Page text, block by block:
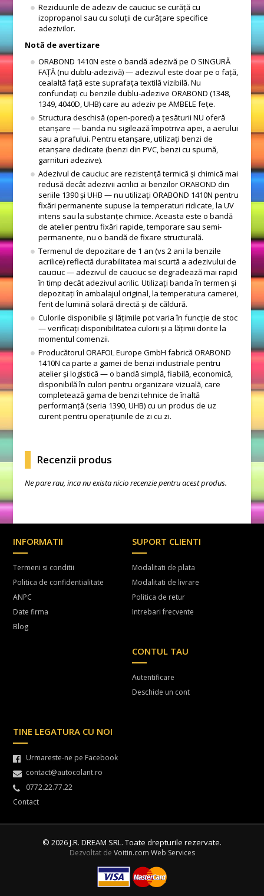
Reziduurile de adeziv de cauciuc se curăță cu
izopropanol sau cu soluții de curățare specifice
adezivilor.
Notă de avertizare
ORABOND 1410N este o bandă adezivă pe O SINGURĂ
FAȚĂ (nu dublu-adezivă) — adezivul este doar pe o față,
cealaltă față este suprafața textilă vizibilă. Nu
confundați cu benzile dublu-adezive ORABOND (1348,
1349, 4040D, UHB) care au adeziv pe AMBELE fețe.
Structura deschisă (open-pored) a țesăturii NU oferă
etanșare — banda nu sigilează împotriva apei, a aerului
sau a prafului. Pentru etanșare, utilizați benzi de
etanșare dedicate (benzi din PVC, benzi cu spumă,
garnituri adezive).
Adezivul de cauciuc are rezistență termică și chimică mai
redusă decât adezivii acrilici ai benzilor ORABOND din
seriile 1390 și UHB — nu utilizați ORABOND 1410N pentru
fixări permanente supuse la temperaturi ridicate, la UV
intens sau la substanțe chimice. Aceasta este o bandă
de atelier pentru fixări rapide, temporare sau semi-
permanente, nu o bandă de fixare structurală.
Termenul de depozitare de 1 an (vs 2 ani la benzile
acrilice) reflectă durabilitatea mai scurtă a adezivului de
cauciuc — adezivul de cauciuc se degradează mai rapid
în timp decât adezivul acrilic. Utilizați banda în termen și
depozitați în ambalajul original, la temperatura camerei,
ferit de lumină solară directă și de căldură.
Culorile disponibile și lățimile pot varia în funcție de stoc
— verificați disponibilitatea culorii și a lățimii dorite la
momentul comenzii.
Producătorul ORAFOL Europe GmbH fabrică ORABOND
1410N ca parte a gamei de benzi industriale pentru
atelier și logistică — o bandă simplă, fiabilă, economică,
disponibilă în culori pentru organizare vizuală, care
completează gama de benzi tehnice de înaltă
performanță (seria 1390, UHB) cu un produs de uz
curent pentru operațiunile de zi cu zi.
Recenzii produs
Ne pare rau, inca nu exista nicio recenzie pentru acest produs.
INFORMATII
Termeni si conditii
Politica de confidentialitate
ANPC
Date firma
Blog
SUPORT CLIENTI
Modalitati de plata
Modalitati de livrare
Politica de retur
Intrebari frecvente
CONTUL TAU
Autentificare
Deschide un cont
TINE LEGATURA CU NOI
Urmareste-ne pe Facebook
contact@autocolant.ro
0772.22.77.22
Contact
© 2026 J.R. DREAM SRL. Toate drepturile rezervate.
Dezvoltat de Voitin.com Web Services